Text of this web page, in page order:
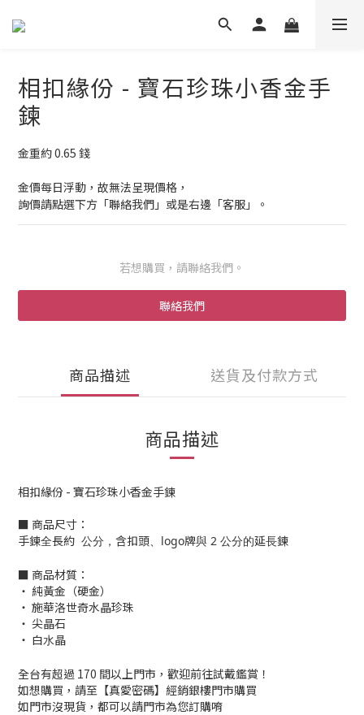
相扣緣份 - 寶石珍珠小香金手
鍊
金重約 0.65 錢
金價每日浮動，故無法呈現價格，
詢價請點選下方「聯絡我們」或是右邊「客服」。
若想購買，請聯絡我們。
聯絡我們
商品描述 送貨及付款方式
商品描述
相扣緣份 - 寶石珍珠小香金手鍊
■ 商品尺寸：
手鍊全長約 公分，含扣頭、logo牌與 2 公分的延長鍊
■ 商品材質：
‧ 純黃金（硬金）
‧ 施華洛世奇水晶珍珠
‧ 尖晶石
‧ 白水晶
全台有超過 170 間以上門市，歡迎前往試戴鑑賞！
如想購買，請至【真愛密碼】經銷銀樓門市購買
如門市沒現貨，都可以請門市為您訂購唷